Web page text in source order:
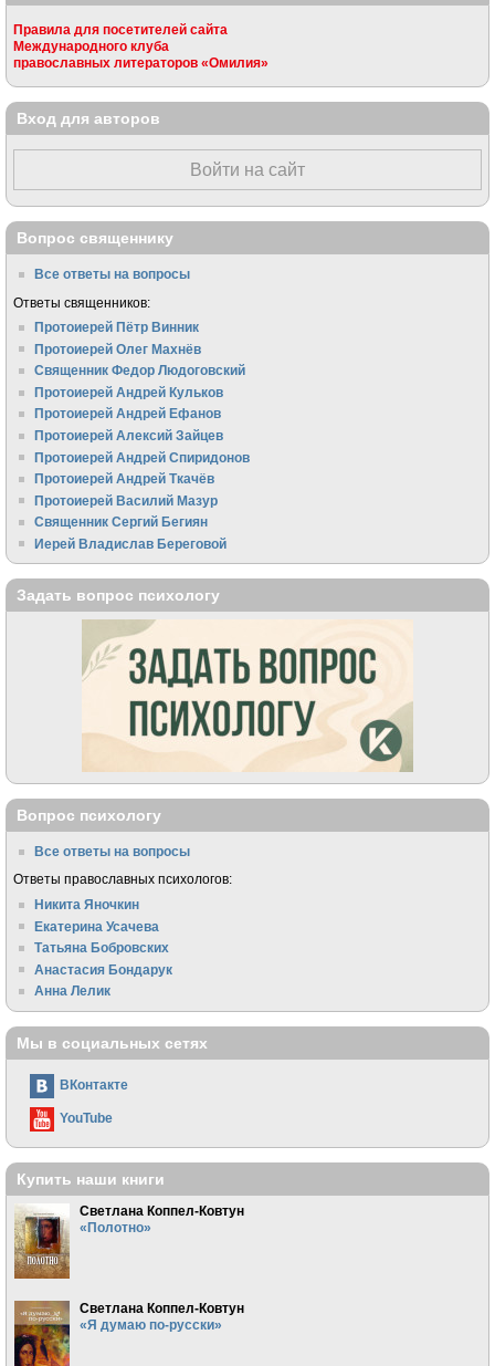
Правила для посетителей сайта
Международного клуба
православных литераторов «Омилия»
Вход для авторов
Войти на сайт
Вопрос священнику
Все ответы на вопросы
Ответы священников:
Протоиерей Пётр Винник
Протоиерей Олег Махнёв
Священник Федор Людоговский
Протоиерей Андрей Кульков
Протоиерей Андрей Ефанов
Протоиерей Алексий Зайцев
Протоиерей Андрей Спиридонов
Протоиерей Андрей Ткачёв
Протоиерей Василий Мазур
Священник Сергий Бегиян
Иерей Владислав Береговой
Задать вопрос психологу
Вопрос психологу
Все ответы на вопросы
Ответы православных психологов:
Никита Яночкин
Екатерина Усачева
Татьяна Бобровских
Анастасия Бондарук
Анна Лелик
Мы в социальных сетях
ВКонтакте
YouTube
Купить наши книги
Светлана Коппел-Ковтун
«Полотно»
Светлана Коппел-Ковтун
«Я думаю по-русски»